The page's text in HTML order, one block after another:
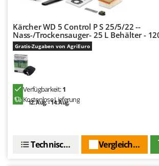
Spiralmac
Spring Protezione
Spyro
Stanley
Stiga
Sunseeker
TecnoGen
Kärcher WD 5 Control P S 25/5/22 --
Nass-/Trockensauger- 25 L Behälter -
Gratis-Zugaben von AgriEuro
Verfügbarkeit:1
Kostenlose Lieferung
12. Aug. - 14. Aug.
Vergleichen Sie
Technische Daten